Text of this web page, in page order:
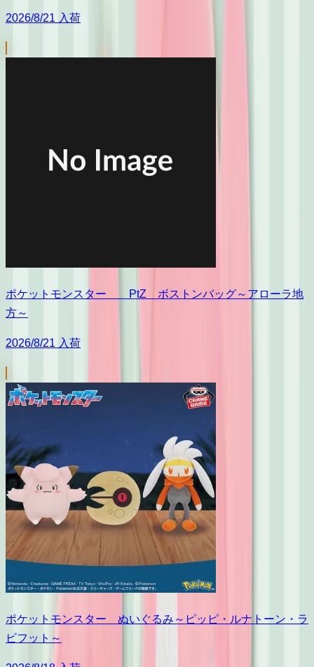
2026/8/21 入荷
ポケットモンスター PtZ ボストンバッグ～アローラ地
方～
2026/8/21 入荷
ポケットモンスター ぬいぐるみ～ピッピ・ルナトーン・ラ
ビフット～